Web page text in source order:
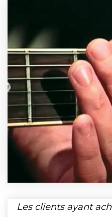
Les clients ayant